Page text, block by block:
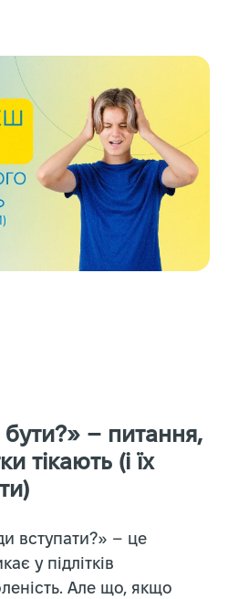
– питання,
тікають (і їх
вступати?» – це
у підлітків
Але що, якщо